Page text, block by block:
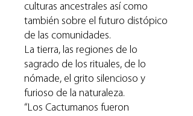
culturas ancestrales así como
también sobre el futuro distópico
de las comunidades.
La tierra, las regiones de lo
sagrado de los rituales, de lo
nómade, el grito silencioso y
furioso de la naturaleza.
“Los Cactumanos fueron